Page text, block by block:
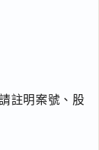
註明案號、股